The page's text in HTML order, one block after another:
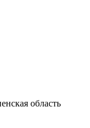
область